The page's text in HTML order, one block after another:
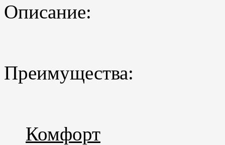
Описание:
Преимущества:
Комфорт